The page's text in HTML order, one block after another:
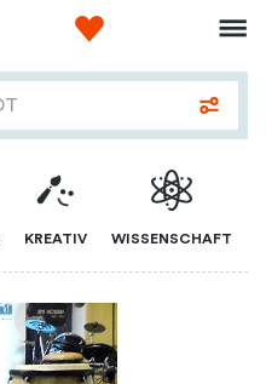
KREATIV WISSENSCHAFT